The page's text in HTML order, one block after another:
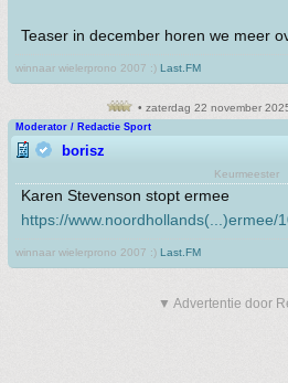
Teaser in december horen we meer
winnaar wielerprono 2007 :) Last.FM
• zaterdag 22 november
Moderator / Redactie Sport
borisz
Keurmeester
Karen Stevenson stopt ermee
https://www.noordhollands(...)ermee/
winnaar wielerprono 2007 :) Last.FM
▼ Advertentie door